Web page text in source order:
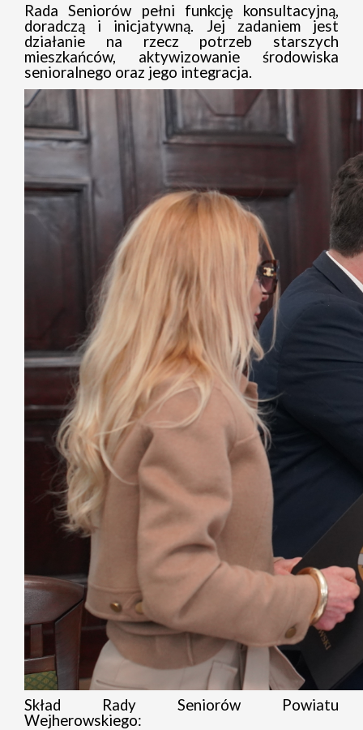
Rada Seniorów pełni funkcję konsultacyjną,
doradczą i inicjatywną. Jej zadaniem jest
działanie na rzecz potrzeb starszych
mieszkańców, aktywizowanie środowiska
senioralnego oraz jego integracja.
Skład Rady Seniorów Powiatu
Wejherowskiego: